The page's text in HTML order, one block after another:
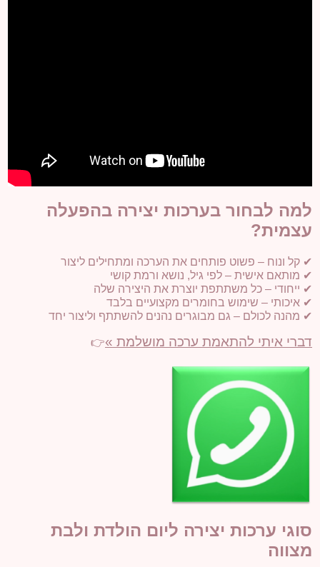
למה לבחור בערכות יצירה בהפעלה
עצמית?
✔ קל ונוח – פשוט פותחים את הערכה ומתחילים ליצור
✔ מותאם אישית – לפי גיל, נושא ורמת קושי
✔ ייחודי – כל משתתפת יוצרת את היצירה שלה
✔ איכותי – שימוש בחומרים מקצועיים בלבד
✔ מהנה לכולם – גם מבוגרים נהנים להשתתף וליצור יחד
דברי איתי להתאמת ערכה מושלמת »👉
סוגי ערכות יצירה ליום הולדת ולבת
מצווה